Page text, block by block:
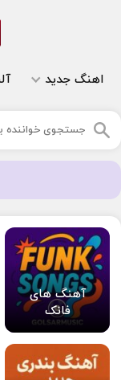
اهنگ جدید
آهنگ های
فانک